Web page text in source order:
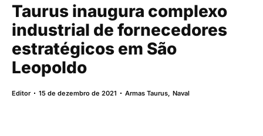
Taurus inaugura complexo
industrial de fornecedores
estratégicos em São
Leopoldo
Editor 15 de dezembro de 2021 Armas Taurus,Naval